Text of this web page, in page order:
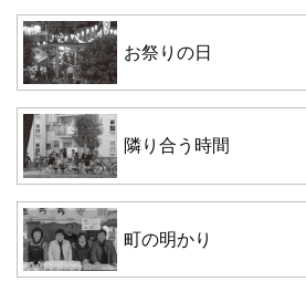
お祭りの日
隣り合う時間
町の明かり